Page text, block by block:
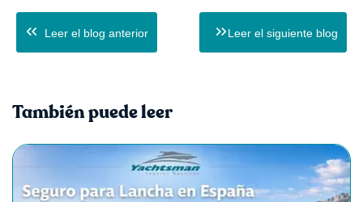
Leer el blog anterior Leer el siguiente blog
También puede leer